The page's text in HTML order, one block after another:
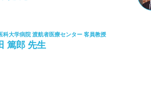
科大学病院 渡航者医療センター 客員教授
篤郎 先生